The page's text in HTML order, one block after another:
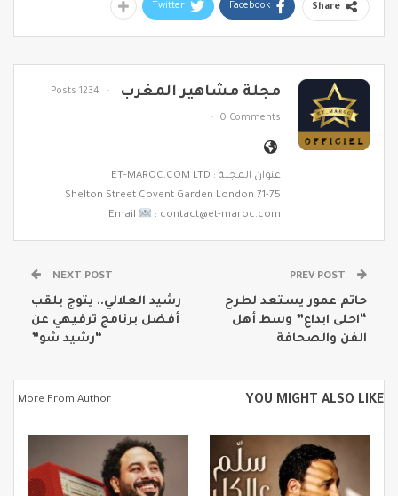
Share
Facebook
Twitter
مجلة مشاهير المغرب 1234 Posts
0 Comments
عنوان المجلة : ET-MAROC.COM LTD
71-75 Shelton Street Covent Garden London
Email
: contact@et-maroc.com
حاتم عمور يستعد لطرح
“احلى ابداع” وسط أهل
الفن والصحافة
NEXT POST
رشيد العلالي.. يتوج بلقب
أفضل برنامج ترفيهي عن
“رشيد شو”
YOU MIGHT ALSO LIKE
More From Author